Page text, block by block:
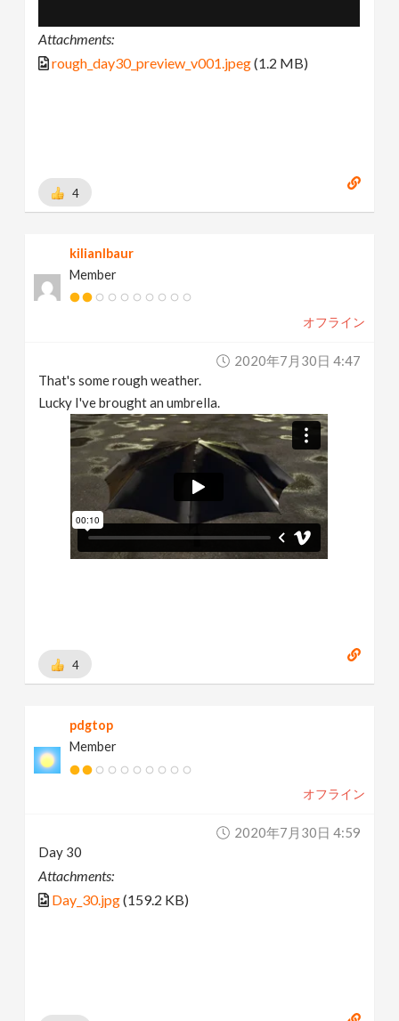
Attachments:
rough_day30_preview_v001.jpeg(1.2 MB)
4
kilianlbaur
Member
オフライン
2020年7月30日 4:47
That's some rough weather.
Lucky I've brought an umbrella.
4
pdgtop
Member
オフライン
2020年7月30日 4:59
Day 30
Attachments:
Day_30.jpg(159.2 KB)